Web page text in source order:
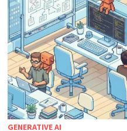
GENERATIVE AI